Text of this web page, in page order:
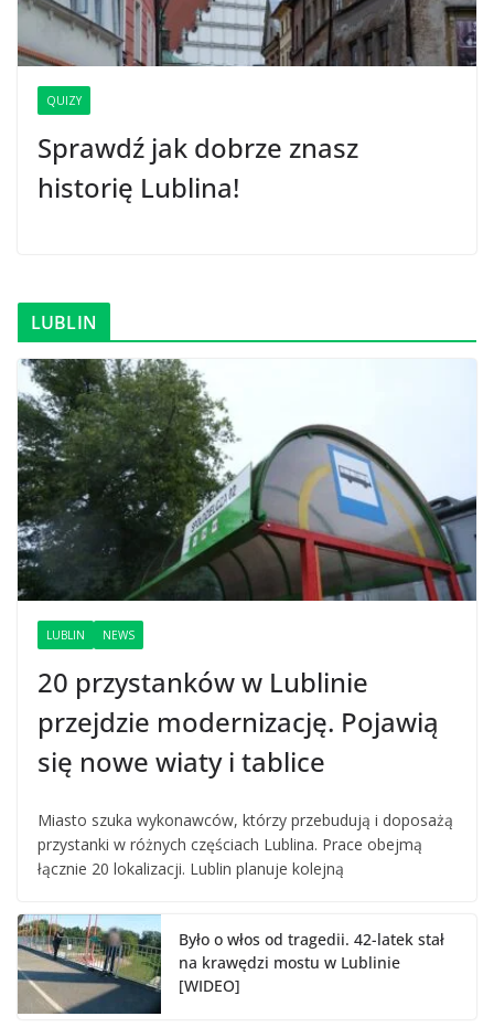
QUIZY
Sprawdź jak dobrze znasz
historię Lublina!
LUBLIN
LUBLIN NEWS
20 przystanków w Lublinie
przejdzie modernizację. Pojawią
się nowe wiaty i tablice
Miasto szuka wykonawców, którzy przebudują i doposażą
przystanki w różnych częściach Lublina. Prace obejmą
łącznie 20 lokalizacji. Lublin planuje kolejną
Było o włos od tragedii. 42-latek stał
na krawędzi mostu w Lublinie
[WIDEO]